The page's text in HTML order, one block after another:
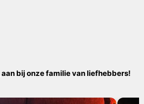
aan bij onze familie van liefhebbers!